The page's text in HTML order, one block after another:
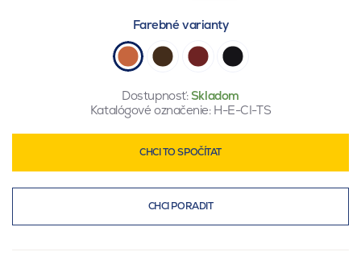
Farebné varianty
Dostupnosť:Skladom
Katalógové označenie: H-E-CI-TS
CHCI TO SPOČÍTAT
CHCI PORADIT